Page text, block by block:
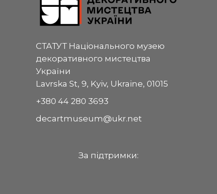
СТАТУТ Національного музею
декоративного мистецтва
України
Lavrska St, 9, Kyiv, Ukraine, 01015
+380 44 280 3693
decartmuseum@ukr.net
За пiдтримки: